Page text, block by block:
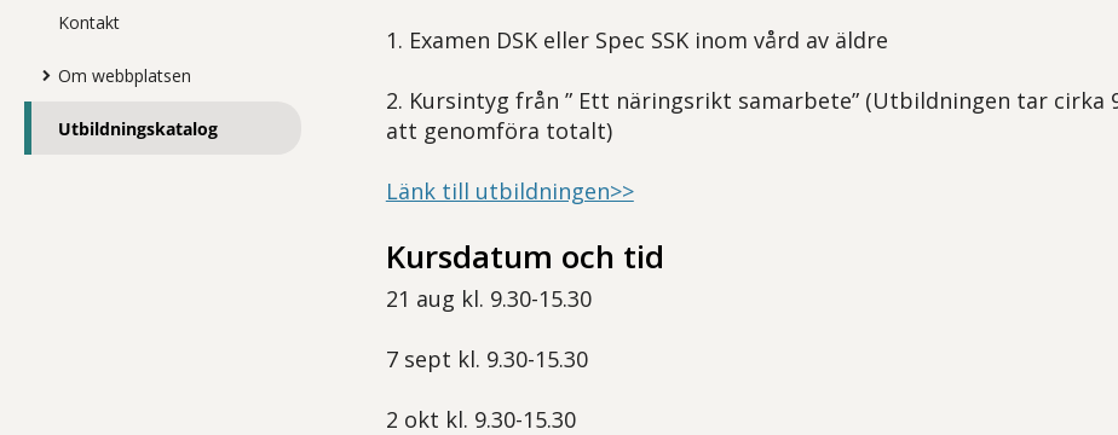
Kontakt
Om webbplatsen
Utbildningskatalog
1. Examen DSK eller Spec SSK inom vård av äldre
2. Kursintyg från ” Ett näringsrikt samarbete” (Utbildningen tar cirka
att genomföra totalt)
Länk till utbildningen>>
Kursdatum och tid
21 aug kl. 9.30-15.30
7 sept kl. 9.30-15.30
2 okt kl. 9.30-15.30